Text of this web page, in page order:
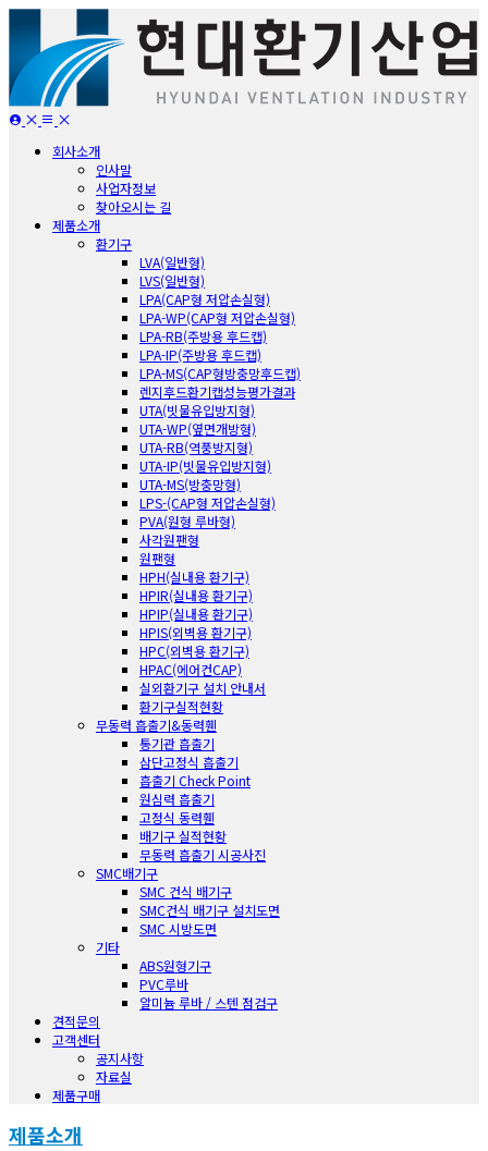
회사소개
인사말
사업자정보
찾아오시는 길
제품소개
환기구
LVA(일반형)
LVS(일반형)
LPA(CAP형 저압손실형)
LPA-WP(CAP형 저압손실형)
LPA-RB(주방용 후드캡)
LPA-IP(주방용 후드캡)
LPA-MS(CAP형방충망후드캡)
렌지후드환기캡성능평가결과
UTA(빗물유입방지형)
UTA-WP(옆면개방형)
UTA-RB(역풍방지형)
UTA-IP(빗물유입방지형)
UTA-MS(방충망형)
LPS-(CAP형 저압손실형)
PVA(원형 루바형)
사각원팬형
원팬형
HPH(실내용 환기구)
HPIR(실내용 환기구)
HPIP(실내용 환기구)
HPIS(외벽용 환기구)
HPC(외벽용 환기구)
HPAC(에어컨CAP)
실외환기구 설치 안내서
환기구실적현황
무동력 흡출기&동력휀
통기관 흡출기
삼단고정식 흡출기
흡출기 Check Point
원심력 흡출기
고정식 동력휀
배기구 실적현황
무동력 흡출기 시공사진
SMC배기구
SMC 건식 배기구
SMC건식 배기구 설치도면
SMC 시방도면
기타
ABS원형기구
PVC루바
알미늄 루바 / 스텐 점검구
견적문의
고객센터
공지사항
자료실
제품구매
제품소개